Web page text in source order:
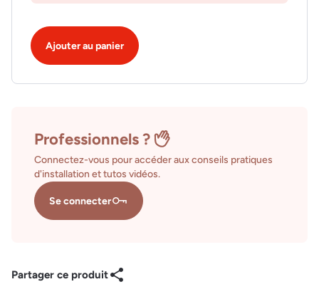
Ajouter au panier
Professionnels ?
Connectez-vous pour accéder aux conseils pratiques
d'installation et tutos vidéos.
Se connecter
Partager ce produit